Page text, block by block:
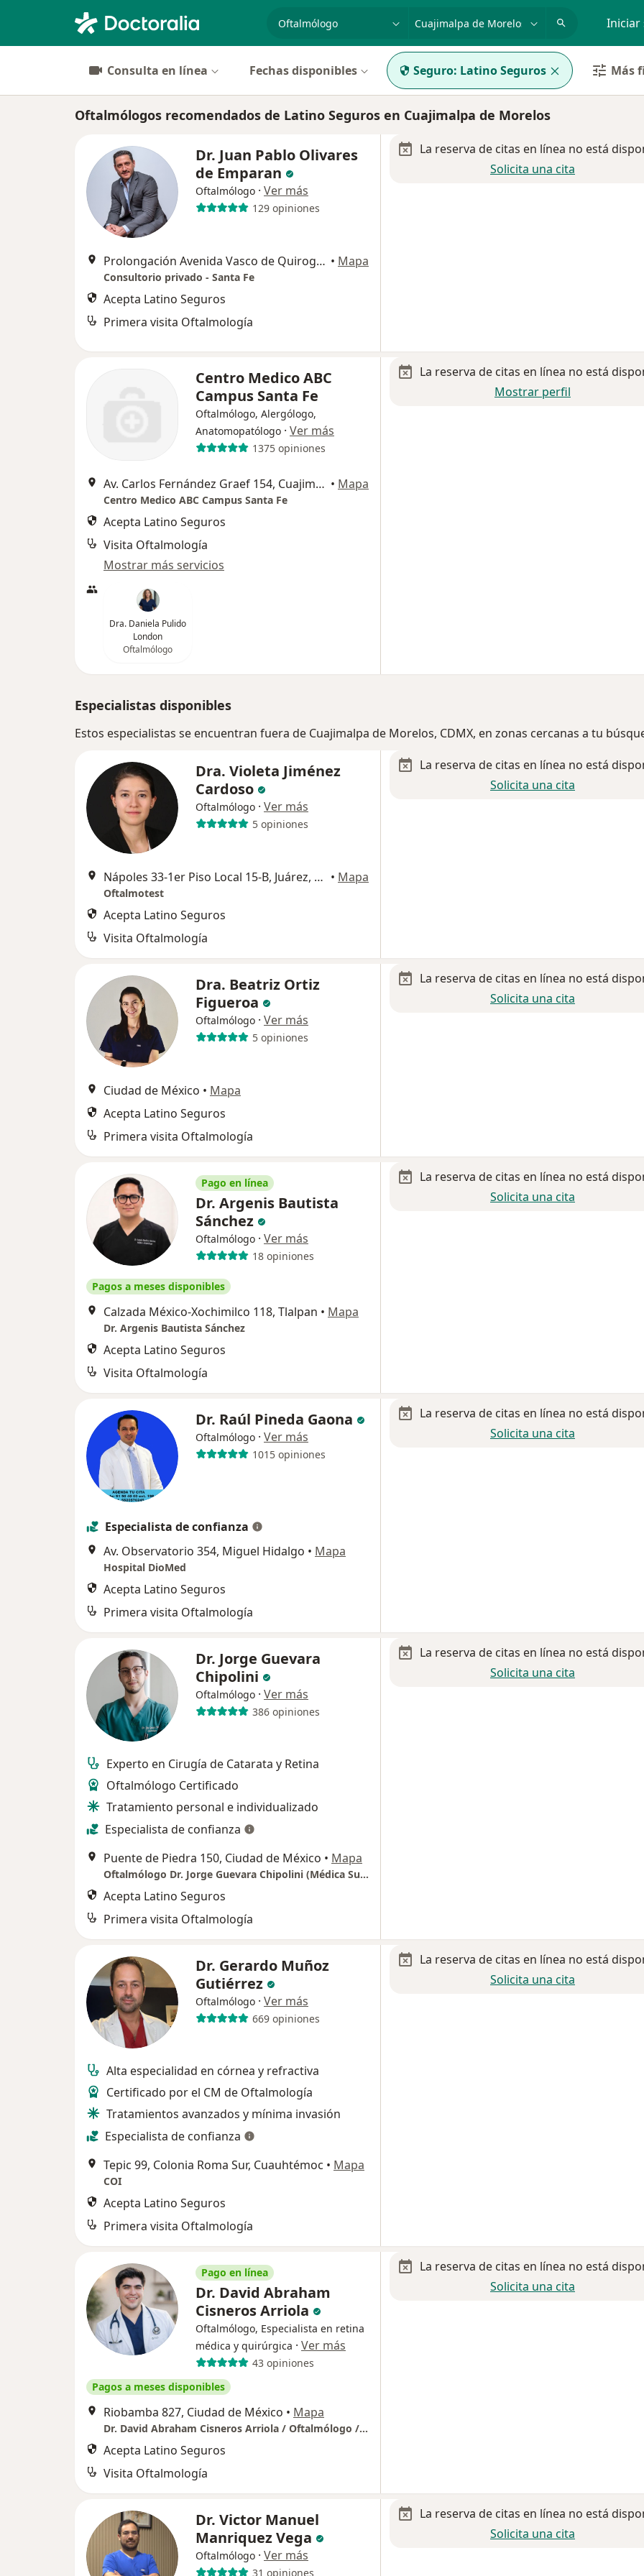
especialidad, enfermedad o nombre Iniciar
Consulta en línea Fechas disponibles Seguro: Latino Seguros Más
Oftalmólogos recomendados de Latino Seguros en Cuajimalpa de Morelos
Dr. Juan Pablo Olivares
de Emparan
Oftalmólogo · Ver más
129 opiniones
Prolongación Avenida Vasco de Quiroga 4299 (Torre Infinito, consultorio 1503), Cuajimalpa de Morelos • Mapa
Consultorio privado - Santa Fe
Acepta Latino Seguros
Primera visita Oftalmología
La reserva de citas en línea no está
Solicita una cita
Centro Medico ABC
Campus Santa Fe
Oftalmólogo, Alergólogo,
Anatomopatólogo · Ver más
1375 opiniones
Av. Carlos Fernández Graef 154, Cuajimalpa de Morelos • Mapa
Centro Medico ABC Campus Santa Fe
Acepta Latino Seguros
Visita Oftalmología
Mostrar más servicios
Dra. Daniela Pulido
London
Oftalmólogo
La reserva de citas en línea no está
Mostrar perfil
Especialistas disponibles
Estos especialistas se encuentran fuera de Cuajimalpa de Morelos, CDMX, en zonas cercanas a tu
Dra. Violeta Jiménez
Cardoso
Oftalmólogo · Ver más
5 opiniones
Nápoles 33-1er Piso Local 15-B, Juárez, Cuauhtémoc • Mapa
Oftalmotest
Acepta Latino Seguros
Visita Oftalmología
La reserva de citas en línea no está
Solicita una cita
Dra. Beatriz Ortiz
Figueroa
Oftalmólogo · Ver más
5 opiniones
Ciudad de México • Mapa
Acepta Latino Seguros
Primera visita Oftalmología
La reserva de citas en línea no está
Solicita una cita
Pago en línea
Dr. Argenis Bautista
Sánchez
Oftalmólogo · Ver más
18 opiniones
Pagos a meses disponibles
Calzada México-Xochimilco 118, Tlalpan • Mapa
Dr. Argenis Bautista Sánchez
Acepta Latino Seguros
Visita Oftalmología
La reserva de citas en línea no está
Solicita una cita
Dr. Raúl Pineda Gaona
Oftalmólogo · Ver más
1015 opiniones
Especialista de confianza
Av. Observatorio 354, Miguel Hidalgo • Mapa
Hospital DioMed
Acepta Latino Seguros
Primera visita Oftalmología
La reserva de citas en línea no está
Solicita una cita
Dr. Jorge Guevara
Chipolini
Oftalmólogo · Ver más
386 opiniones
Experto en Cirugía de Catarata y Retina
Oftalmólogo Certificado
Tratamiento personal e individualizado
Especialista de confianza
Puente de Piedra 150, Ciudad de México • Mapa
Oftalmólogo Dr. Jorge Guevara Chipolini (Médica Sur, Torre 1 - 313)
Acepta Latino Seguros
Primera visita Oftalmología
La reserva de citas en línea no está
Solicita una cita
Dr. Gerardo Muñoz
Gutiérrez
Oftalmólogo · Ver más
669 opiniones
Alta especialidad en córnea y refractiva
Certificado por el CM de Oftalmología
Tratamientos avanzados y mínima invasión
Especialista de confianza
Tepic 99, Colonia Roma Sur, Cuauhtémoc • Mapa
COI
Acepta Latino Seguros
Primera visita Oftalmología
La reserva de citas en línea no está
Solicita una cita
Pago en línea
Dr. David Abraham
Cisneros Arriola
Oftalmólogo, Especialista en retina
médica y quirúrgica · Ver más
43 opiniones
Pagos a meses disponibles
Riobamba 827, Ciudad de México • Mapa
Dr. David Abraham Cisneros Arriola / Oftalmólogo / Alta especialidad en Retina
Acepta Latino Seguros
Visita Oftalmología
La reserva de citas en línea no está
Solicita una cita
Dr. Victor Manuel
Manriquez Vega
Oftalmólogo · Ver más
31 opiniones
La reserva de citas en línea no está
Solicita una cita